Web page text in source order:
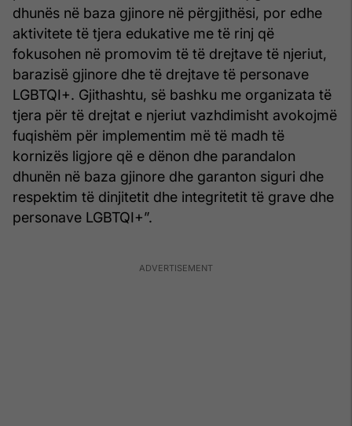
dhunës në baza gjinore në përgjithësi, por edhe
aktivitete të tjera edukative me të rinj që
fokusohen në promovim të të drejtave të njeriut,
barazisë gjinore dhe të drejtave të personave
LGBTQI+. Gjithashtu, së bashku me organizata të
tjera për të drejtat e njeriut vazhdimisht avokojmë
fuqishëm për implementim më të madh të
kornizës ligjore që e dënon dhe parandalon
dhunën në baza gjinore dhe garanton siguri dhe
respektim të dinjitetit dhe integritetit të grave dhe
personave LGBTQI+”.